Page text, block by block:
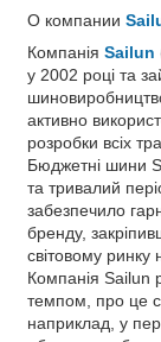
О компании
Компанія Sailun
у 2002 році та
активно
розробки всіх
Бюджетні шини
та тривалий
забезпечило
бренду,
світовому ринку
Компанія Sailun
темпом, про це
наприклад, у